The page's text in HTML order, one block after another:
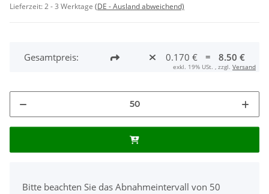
Lieferzeit:2 - 3 Werktage (DE - Ausland abweichend)
Gesamtpreis: 0.170 € = 8.50 €
exkl. 19% USt. , zzgl. Versand
Bitte beachten Sie das Abnahmeintervall von 50